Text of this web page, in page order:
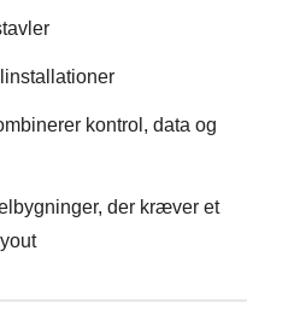
kontrol, data og
der kræver et